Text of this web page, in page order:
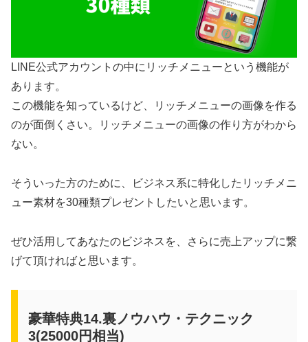
LINE公式アカウントの中にリッチメニューという機能が
あります。
この機能を知っているけど、リッチメニューの画像を作る
のが面倒くさい。リッチメニューの画像の作り方がわから
ない。
そういった方のために、ビジネス系に特化したリッチメニ
ュー素材を30種類プレゼントしたいと思います。
ぜひ活用してあなたのビジネスを、さらに売上アップに繋
げて頂ければと思います。
豪華特典14.裏ノウハウ・テクニック
3(25000円相当)